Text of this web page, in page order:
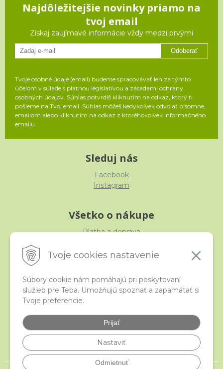
Tvoje cookies nastavenie
Súbory cookie nám pomáhajú pri poskytovaní
služieb pre Teba. Umožňujú spoznať a zapamätať si
Tvoje preferencie.
Prijať
Nastaviť
Odmietnuť
Najdôležitejšie novinky priamo na
tvoj email
Získaj zaujímavé informácie vždy medzi prvými
Odoberať
Tvoje osobné údaje (email) budeme spracovávať len za týmto
účelom v súlade s platnou legislatívou a zásadami ochrany
osobných údajov. Súhlas potvrdíš kliknutím na odkaz, ktorý ti
pošleme na Tvoj email. Súhlas môžeš kedykoľvek odvolať písomne,
emailom alebo kliknutím na odkaz z ktoréhokoľvek informačného
emailu.
Sleduj nás
Facebook
Instagram
Všetko o nákupe
Platba a doprava
Obchodné podmienky
iStraka
Veľkoobchod
Najčastejšie otázky
Certifikáty